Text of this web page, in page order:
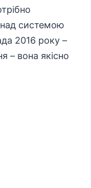
системою
2016 року –
– вона якісно